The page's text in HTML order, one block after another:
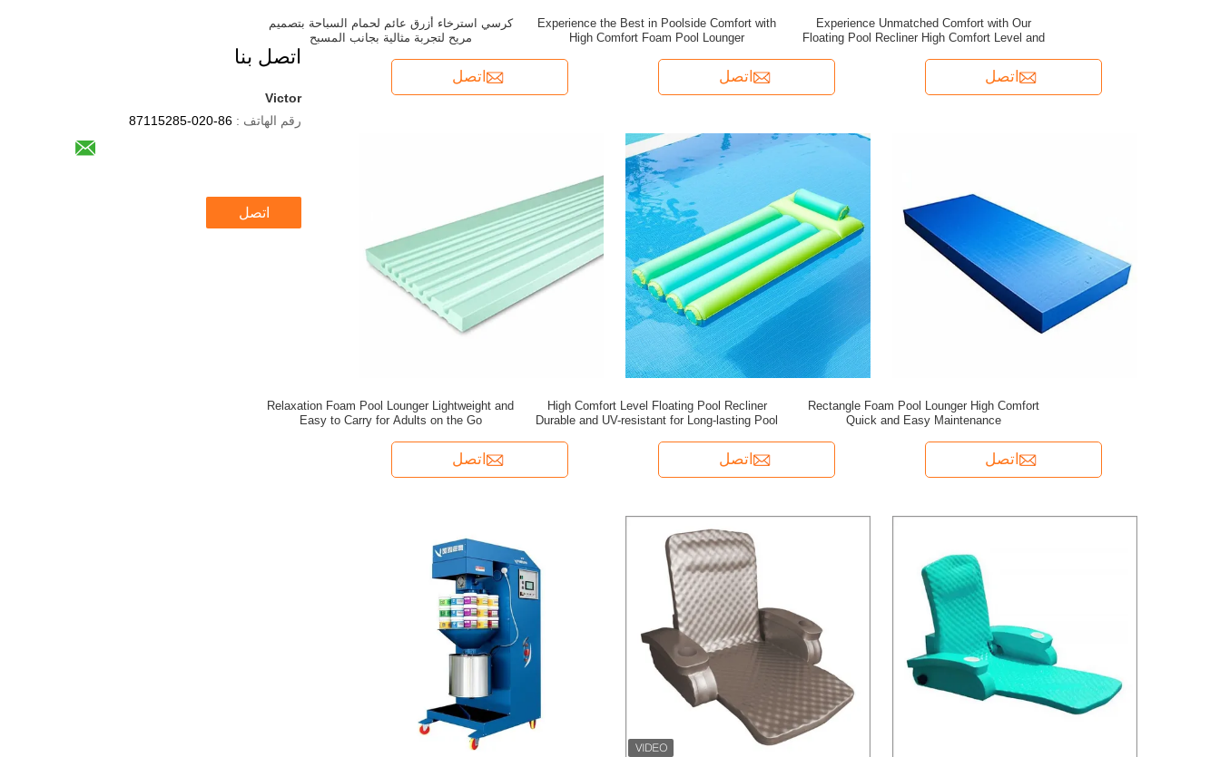
اتصل بنا
Victor
رقم الهاتف :
اتصل
كرسي استرخاء أزرق عائم لحمام السباحة بتصميم
مريح لتجربة مثالية بجانب المسبح
اتصل
Experience the Best in Poolside Comfort with
High Comfort Foam Pool Lounger
اتصل
Experience Unmatched Comfort with Our
Floating Pool Recliner High Comfort Level and
اتصل
Relaxation Foam Pool Lounger Lightweight and
Easy to Carry for Adults on the Go
اتصل
High Comfort Level Floating Pool Recliner
Durable and UV-resistant for Long-lasting Pool
اتصل
Rectangle Foam Pool Lounger High Comfort
Quick and Easy Maintenance
اتصل